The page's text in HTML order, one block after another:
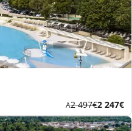
AKorábbi
díj
2 497€Új
ár
2 247€